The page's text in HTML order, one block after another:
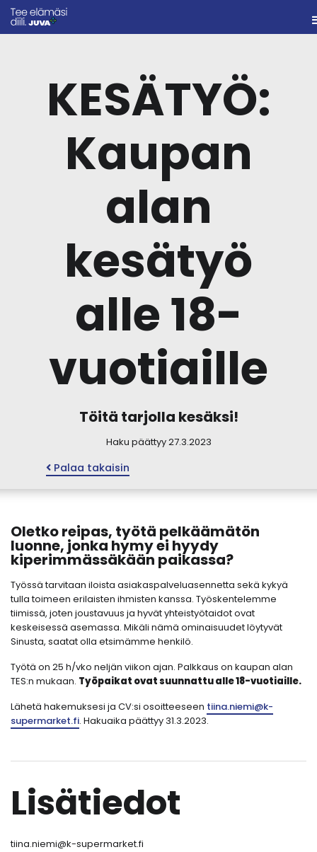
KESÄTYÖ:
Kaupan
alan
kesätyö
alle 18-
vuotiaille
Töitä tarjolla kesäksi!
Haku päättyy 27.3.2023
Palaa takaisin
Oletko reipas, työtä pelkäämätön
luonne, jonka hymy ei hyydy
kiperimmässäkään paikassa?
Työssä tarvitaan iloista asiakaspalveluasennetta sekä kykyä
tulla toimeen erilaisten ihmisten kanssa. Työskentelemme
tiimissä, joten joustavuus ja hyvät yhteistyötaidot ovat
keskeisessä asemassa. Mikäli nämä ominaisuudet löytyvät
Sinusta, saatat olla etsimämme henkilö.
Työtä on 25 h/vko neljän viikon ajan. Palkkaus on kaupan alan
TES:n mukaan. Työpaikat ovat suunnattu alle 18-vuotiaille.
Lähetä hakemuksesi ja CV:si osoitteeseen tiina.niemi@k-
supermarket.fi. Hakuaika päättyy 31.3.2023.
Lisätiedot
tiina.niemi@k-supermarket.fi